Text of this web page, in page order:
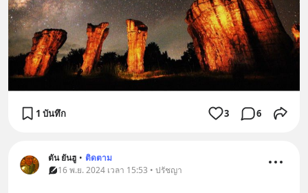
1 บันทึก 3 6
ตัน ยันฮู • ติดตาม
16 พ.ย. 2024 เวลา 15:53 • ปรัชญา